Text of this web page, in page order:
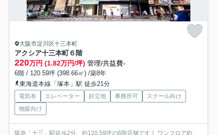
大阪市淀川区十三本町
アクシア十三本町６階
220万円 (1.82万円/坪) 管理/共益費-
6階 / 120.59坪 (398.66㎡) /築8年
東海道本線「塚本」駅 徒歩21分
電気有 エレベーター 好立地 事務所可
スクール向け
物販向け
阪急「十三」駅徒歩2分、約120.59坪の6階店舗です！ ワンフロア約